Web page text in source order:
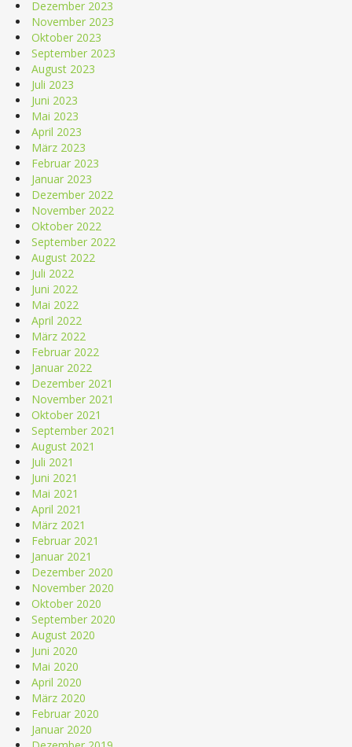
Dezember 2023
November 2023
Oktober 2023
September 2023
August 2023
Juli 2023
Juni 2023
Mai 2023
April 2023
März 2023
Februar 2023
Januar 2023
Dezember 2022
November 2022
Oktober 2022
September 2022
August 2022
Juli 2022
Juni 2022
Mai 2022
April 2022
März 2022
Februar 2022
Januar 2022
Dezember 2021
November 2021
Oktober 2021
September 2021
August 2021
Juli 2021
Juni 2021
Mai 2021
April 2021
März 2021
Februar 2021
Januar 2021
Dezember 2020
November 2020
Oktober 2020
September 2020
August 2020
Juni 2020
Mai 2020
April 2020
März 2020
Februar 2020
Januar 2020